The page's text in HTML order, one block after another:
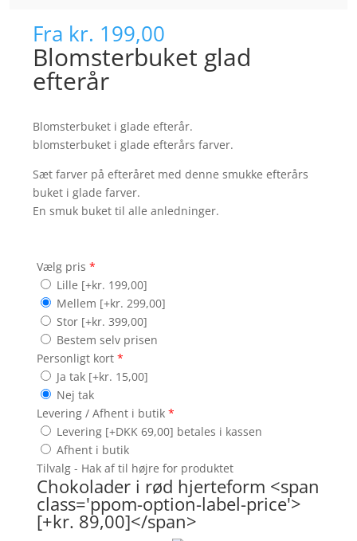
Fra kr. 199,00
Blomsterbuket glad
efterår
Blomsterbuket i glade efterår.
blomsterbuket i glade efterårs farver.
Sæt farver på efteråret med denne smukke efterårs
buket i glade farver.
En smuk buket til alle anledninger.
Vælg pris *
Lille [+kr. 199,00]
Mellem [+kr. 299,00]
Stor [+kr. 399,00]
Bestem selv prisen
Personligt kort *
Ja tak [+kr. 15,00]
Nej tak
Levering / Afhent i butik *
Levering [+DKK 69,00] betales i kassen
Afhent i butik
Tilvalg - Hak af til højre for produktet
Chokolader i rød hjerteform <span
class='ppom-option-label-price'>
[+kr. 89,00]</span>